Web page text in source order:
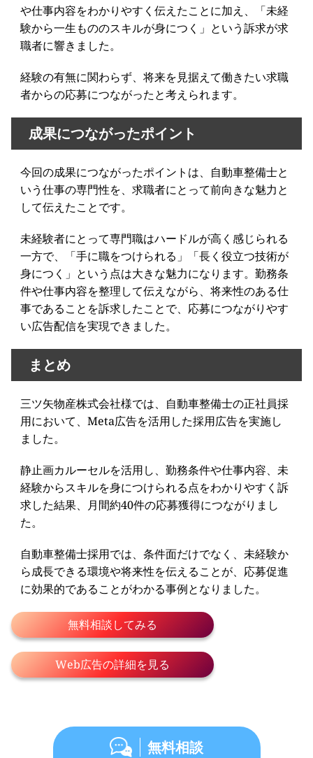
や仕事内容をわかりやすく伝えたことに加え、「未経
験から一生もののスキルが身につく」という訴求が求
職者に響きました。
経験の有無に関わらず、将来を見据えて働きたい求職
者からの応募につながったと考えられます。
成果につながったポイント
今回の成果につながったポイントは、自動車整備士と
いう仕事の専門性を、求職者にとって前向きな魅力と
して伝えたことです。
未経験者にとって専門職はハードルが高く感じられる
一方で、「手に職をつけられる」「長く役立つ技術が
身につく」という点は大きな魅力になります。勤務条
件や仕事内容を整理して伝えながら、将来性のある仕
事であることを訴求したことで、応募につながりやす
い広告配信を実現できました。
まとめ
三ツ矢物産株式会社様では、自動車整備士の正社員採
用において、Meta広告を活用した採用広告を実施し
ました。
静止画カルーセルを活用し、勤務条件や仕事内容、未
経験からスキルを身につけられる点をわかりやすく訴
求した結果、月間約40件の応募獲得につながりまし
た。
自動車整備士採用では、条件面だけでなく、未経験か
ら成長できる環境や将来性を伝えることが、応募促進
に効果的であることがわかる事例となりました。
無料相談してみる
Web広告の詳細を見る
無料相談